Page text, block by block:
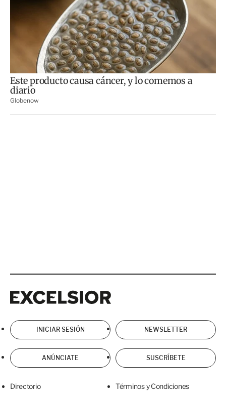
INICIAR SESIÓN NEWSLETTER
ANÚNCIATE SUSCRÍBETE
Directorio Términos y Condiciones